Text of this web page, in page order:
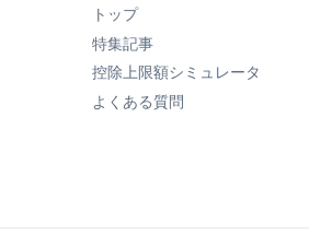
トップ
特集記事
控除上限額シミュレータ
よくある質問